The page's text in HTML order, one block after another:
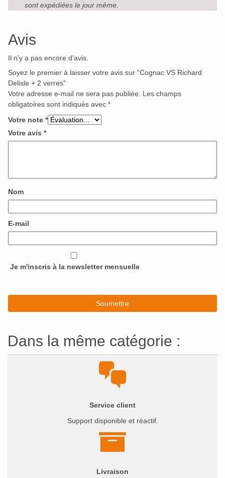
sont expédiées le jour même.
Avis
Il n’y a pas encore d’avis.
Soyez le premier à laisser votre avis sur “Cognac VS Richard
Delisle + 2 verres”
Votre adresse e-mail ne sera pas publiée.
Les champs
obligatoires sont indiqués avec *
Votre note *
Votre avis *
Nom
E-mail
Je m'inscris à la newsletter mensuelle
Dans la même catégorie :
Service client
Support disponible et réactif.
Livraison